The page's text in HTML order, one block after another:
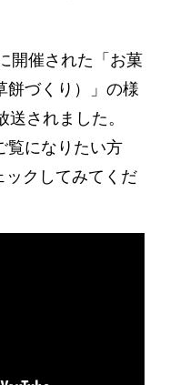
開催された「お菓
餅づくり）」の様
されました。
覧になりたい方
ックしてみてくだ